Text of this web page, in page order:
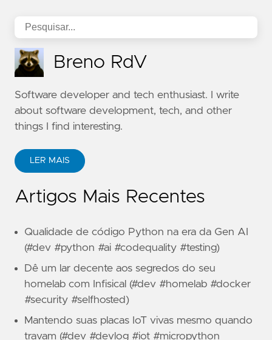
Breno RdV
Software developer and tech enthusiast. I write
about software development, tech, and other
things I find interesting.
LER MAIS
Artigos Mais Recentes
Qualidade de código Python na era da Gen AI
(#dev #python #ai #codequality #testing)
Dê um lar decente aos segredos do seu
homelab com Infisical (#dev #homelab #docker
#security #selfhosted)
Mantendo suas placas IoT vivas mesmo quando
travam (#dev #devlog #iot #micropython